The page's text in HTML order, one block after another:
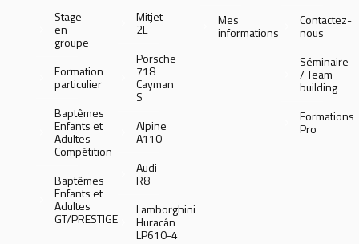
Stage
en
groupe
Formation
particulier
Baptêmes
Enfants et
Adultes
Compétition
Baptêmes
Enfants et
Adultes
GT/PRESTIGE
Mitjet
2L
Porsche
718
Cayman
S
Alpine
A110
Audi
R8
Lamborghini
Huracán
LP610-4
Mes
informations
Contactez-
nous
Séminaire
/ Team
building
Formations
Pro